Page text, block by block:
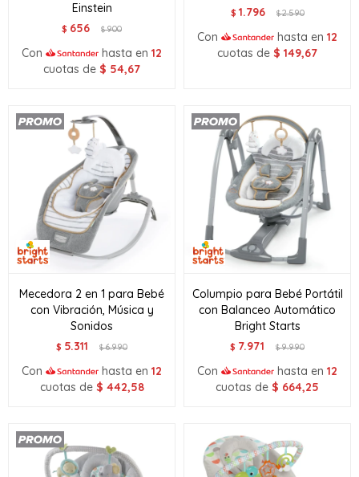
Einstein
$ 656 $900
Con hasta en 12
cuotas de $ 54,67
$ 1.796 $2.590
Con hasta en 12
cuotas de $ 149,67
Mecedora 2 en 1 para Bebé
con Vibración, Música y
Sonidos
$ 5.311 $6.990
Con hasta en 12
cuotas de $ 442,58
Columpio para Bebé Portátil
con Balanceo Automático
Bright Starts
$ 7.971 $9.990
Con hasta en 12
cuotas de $ 664,25